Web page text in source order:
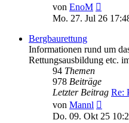
von EnoM
Beitrag
Mo. 27. Jul 26
Bergbaurettung
Informationen rund um
Rettungsausbildung etc.
94 Themen
978 Beiträge
Letzter Beitrag Re:
von Mannl
Beitrag
Do. 09. Okt 25